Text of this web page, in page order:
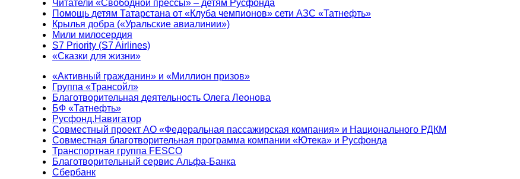
Читатели «Свободной прессы» – детям Русфонда
Помощь детям Татарстана от «Клуба чемпионов» сети АЗС «Татнефть»
Крылья добра («Уральские авиалинии»)
Мили милосердия
S7 Priority (S7 Airlines)
«Сказки для жизни»
«Активный гражданин» и «Миллион призов»
Группа «Трансойл»
Благотворительная деятельность Олега Леонова
БФ «Татнефть»
Русфонд.Навигатор
Совместный проект АО «Федеральная пассажирская компания» и Национального РДКМ
Совместная благотворительная программа компании «Ютека» и Русфонда
Транспортная группа FESCO
Благотворительный сервис Альфа-Банка
Сбербанк